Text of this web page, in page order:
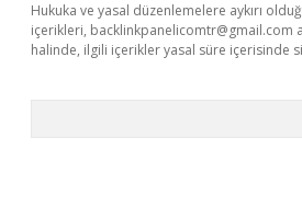
Hukuka ve yasal düzenlemelere aykırı
içerikleri, backlinkpanelicomtr@gmail.com
halinde, ilgili içerikler yasal süre içerisinde